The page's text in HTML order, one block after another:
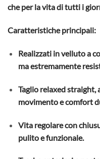
che per la vita di tutti i
Caratteristiche principali:
Realizzati in velluto a
ma estremamente
Taglio relaxed straight,
movimento e comfort
Vita regolare con
pulito e funzionale.